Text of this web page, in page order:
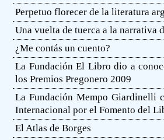
Perpetuo florecer de la literatura
Una vuelta de tuerca a la narrativa
¿Me contás un cuento?
La Fundación El Libro dio a
los Premios Pregonero 2009
La Fundación Mempo Giardinelli
Internacional por el Fomento del
El Atlas de Borges